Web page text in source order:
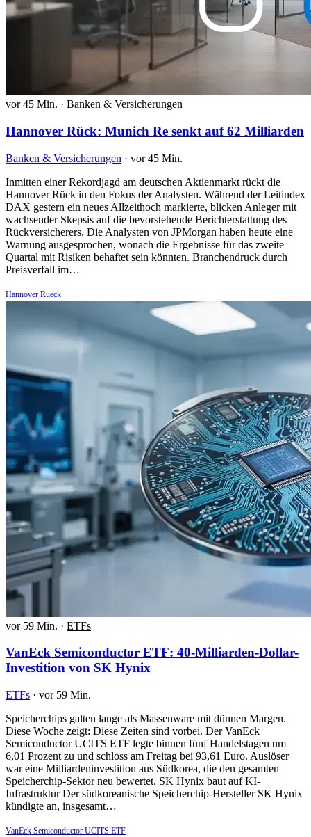
vor 45 Min. · Banken & Versicherungen
Hannover Rück: Munich Re senkt auf 62 Milliarden
Banken & Versicherungen · vor 45 Min.
Inmitten einer Rekordjagd am deutschen Aktienmarkt rückt die
Hannover Rück in den Fokus der Analysten. Während der Leitindex
DAX gestern ein neues Allzeithoch markierte, blicken Anleger mit
wachsender Skepsis auf die bevorstehende Berichterstattung des
Rückversicherers. Die Analysten von JPMorgan haben heute eine
Warnung ausgesprochen, wonach die Ergebnisse für das zweite
Quartal mit Risiken behaftet sein könnten. Branchendruck durch
Preisverfall im…
Hannover Rueck
vor 59 Min. · ETFs
VanEck Semiconductor ETF: 40-Milliarden-Dollar-
Investition von SK Hynix
ETFs · vor 59 Min.
Speicherchips galten lange als Massenware mit dünnen Margen.
Diese Woche zeigt: Diese Zeiten sind vorbei. Der VanEck
Semiconductor UCITS ETF legte binnen fünf Handelstagen um
6,01 Prozent zu und schloss am Freitag bei 93,61 Euro. Auslöser
war eine Milliardeninvestition aus Südkorea, die den gesamten
Speicherchip-Sektor neu bewertet. SK Hynix baut auf KI-
Infrastruktur Der südkoreanische Speicherchip-Hersteller SK Hynix
kündigte an, insgesamt…
VanEck Semiconductor UCITS ETF